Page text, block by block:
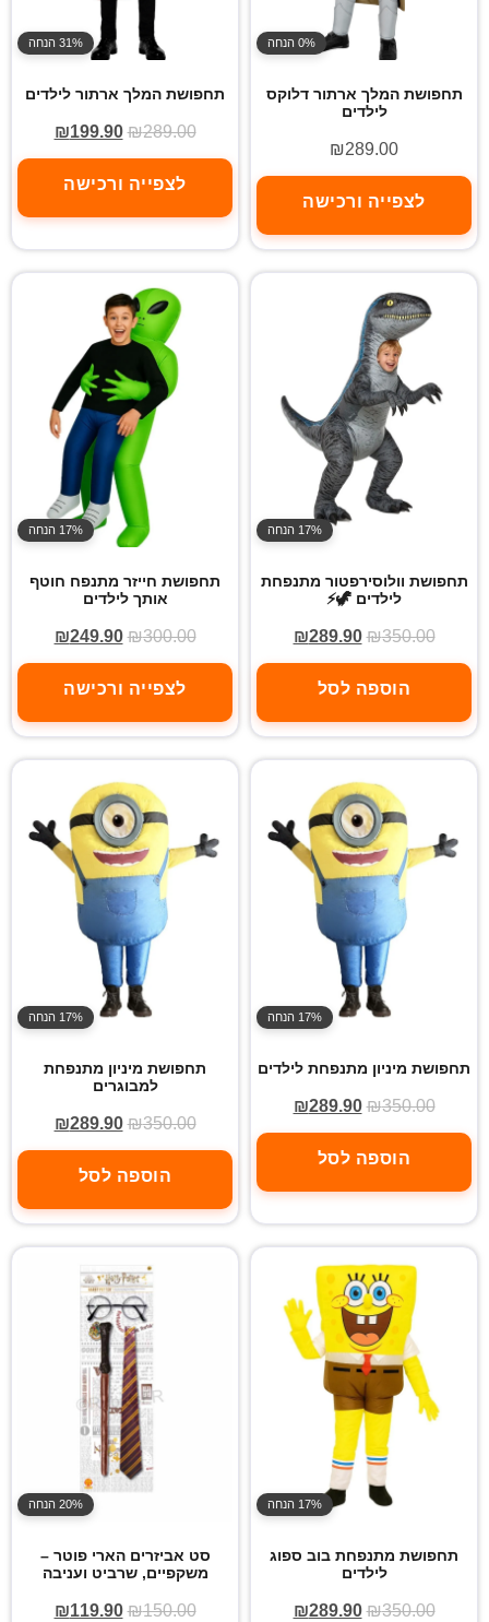
0% הנחה
תחפושת המלך ארתור דלוקס
לילדים
₪289.00
לצפייה ורכישה
31% הנחה
תחפושת המלך ארתור לילדים
₪289.00
₪199.90
לצפייה ורכישה
17% הנחה
תחפושת וולוסירפטור מתנפחת
לילדים 🦖⚡
₪350.00
₪289.90
הוספה לסל
17% הנחה
תחפושת חייזר מתנפח חוטף
אותך לילדים
₪300.00
₪249.90
לצפייה ורכישה
17% הנחה
תחפושת מיניון מתנפחת לילדים
₪350.00
₪289.90
הוספה לסל
17% הנחה
תחפושת מיניון מתנפחת
למבוגרים
₪350.00
₪289.90
הוספה לסל
17% הנחה
תחפושת מתנפחת בוב ספוג
לילדים
₪350.00
₪289.90
20% הנחה
סט אביזרים הארי פוטר –
משקפיים, שרביט ועניבה
₪150.00
₪119.90